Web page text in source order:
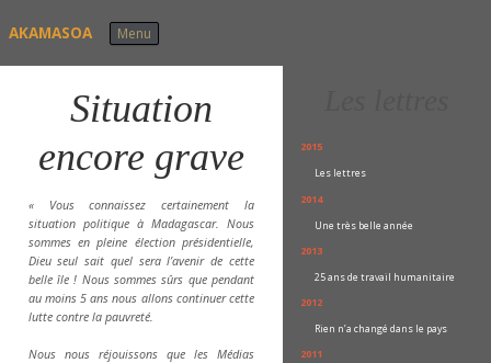
AKAMASOA Menu
Situation
encore grave
« Vous connaissez certainement la
situation politique à Madagascar. Nous
sommes en pleine élection présidentielle,
Dieu seul sait quel sera l’avenir de cette
belle île ! Nous sommes sûrs que pendant
au moins 5 ans nous allons continuer cette
lutte contre la pauvreté.
Nous nous réjouissons que les Médias
2015
Les lettres
2014
Une très belle année
2013
25 ans de travail humanitaire
2012
Rien n’a changé dans le pays
2011